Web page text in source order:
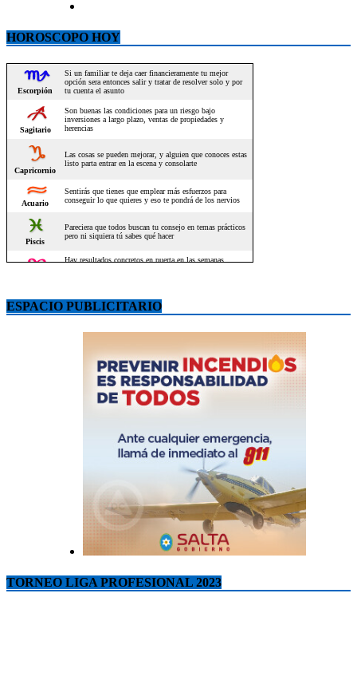
HOROSCOPO HOY
ESPACIO PUBLICITARIO
TORNEO LIGA PROFESIONAL 2023